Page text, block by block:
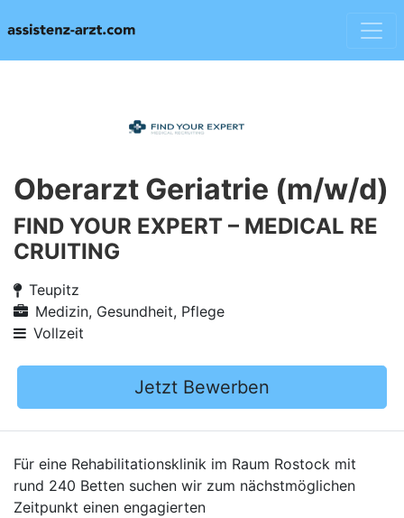
Oberarzt Geriatrie (m/w/d)
FIND YOUR EXPERT – MEDICAL RE
CRUITING
Teupitz
Medizin, Gesundheit, Pflege
Vollzeit
Jetzt Bewerben
Für eine Rehabilitationsklinik im Raum Rostock mit
rund 240 Betten suchen wir zum nächstmöglichen
Zeitpunkt einen engagierten